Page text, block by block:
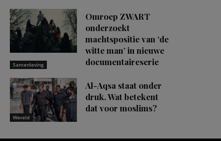
Samenleving
Omroep ZWART
onderzoekt
machtspositie van ‘de
witte man’ in nieuwe
documentaireserie
Wereld
Al-Aqsa staat onder
druk. Wat betekent
dat voor moslims?